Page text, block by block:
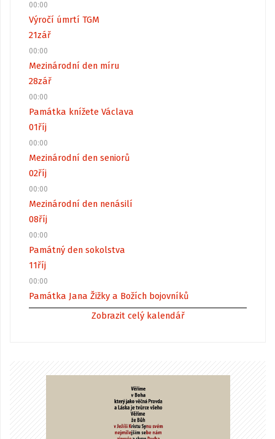
00:00
Výročí úmrtí TGM
21zář
00:00
Mezinárodní den míru
28zář
00:00
Památka knížete Václava
01říj
00:00
Mezinárodní den seniorů
02říj
00:00
Mezinárodní den nenásilí
08říj
00:00
Památný den sokolstva
11říj
00:00
Památka Jana Žižky a Božích bojovníků
Zobrazit celý kalendář